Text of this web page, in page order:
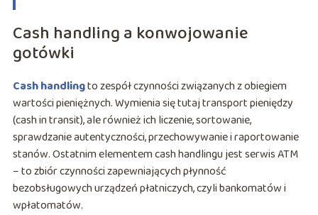
Cash handling a konwojowanie
gotówki
Cash handlingto zespół czynności związanych z obiegiem
wartości pieniężnych. Wymienia się tutaj transport pieniędzy
(cash in transit), ale również ich liczenie, sortowanie,
sprawdzanie autentyczności, przechowywanie i raportowanie
stanów. Ostatnim elementem cash handlingu jest serwis ATM
– to zbiór czynności zapewniających płynność
bezobsługowych urządzeń płatniczych, czyli bankomatów i
wpłatomatów.